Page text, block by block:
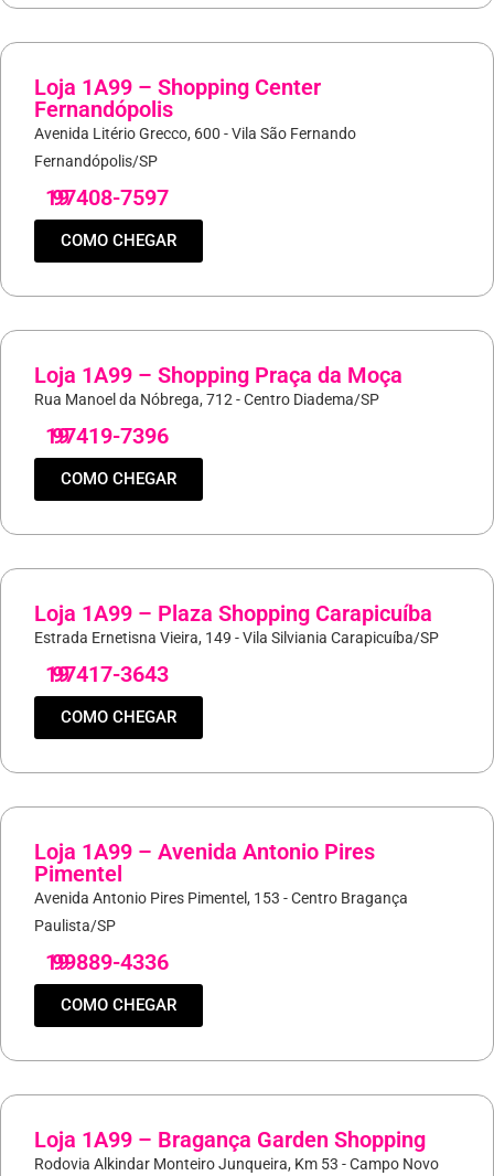
Loja 1A99 – Shopping Center
Fernandópolis
Avenida Litério Grecco, 600 - Vila São Fernando
Fernandópolis/SP
19
97408-7597
COMO CHEGAR
Loja 1A99 – Shopping Praça da Moça
Rua Manoel da Nóbrega, 712 - Centro Diadema/SP
19
97419-7396
COMO CHEGAR
Loja 1A99 – Plaza Shopping Carapicuíba
Estrada Ernetisna Vieira, 149 - Vila Silviania Carapicuíba/SP
19
97417-3643
COMO CHEGAR
Loja 1A99 – Avenida Antonio Pires
Pimentel
Avenida Antonio Pires Pimentel, 153 - Centro Bragança
Paulista/SP
19
99889-4336
COMO CHEGAR
Loja 1A99 – Bragança Garden Shopping
Rodovia Alkindar Monteiro Junqueira, Km 53 - Campo Novo